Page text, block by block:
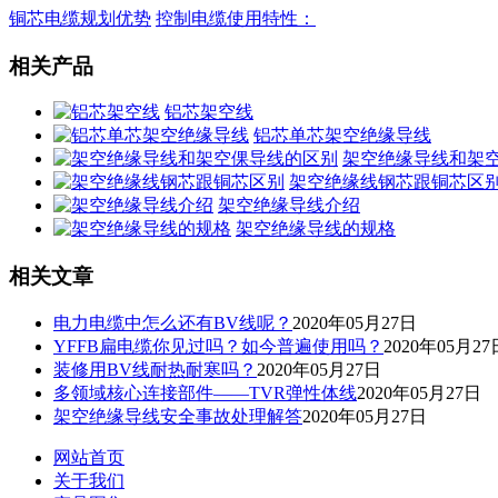
铜芯电缆规划优势 控制电缆使用特性：
相关产品
铝芯架空线
铝芯单芯架空绝缘导线
架空绝缘导线和架
架空绝缘线钢芯跟铜芯区别
架空绝缘导线介绍
架空绝缘导线的规格
相关文章
电力电缆中怎么还有BV线呢？ 2020年05月27日
YFFB扁电缆你见过吗？如今普遍使用吗？ 2020年05月27
装修用BV线耐热耐寒吗？ 2020年05月27日
多领域核心连接部件——TVR弹性体线2020年05月27日
架空绝缘导线安全事故处理解答2020年05月27日
网站首页
关于我们